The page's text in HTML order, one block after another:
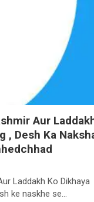
Aur
, Desh Ka
Laddakh Ko Dikhaya
ke naskhe se…